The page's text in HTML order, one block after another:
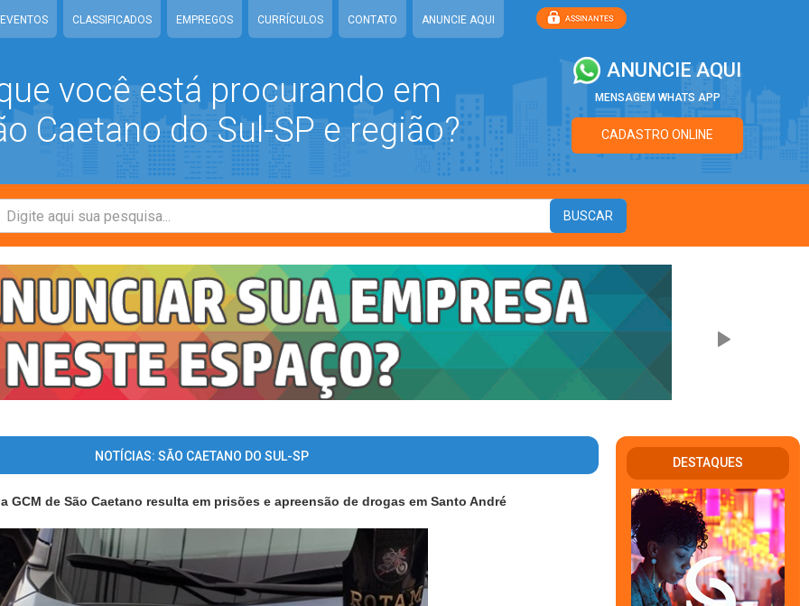
EVENTOS CLASSIFICADOS EMPREGOS CURRÍCULOS CONTATO ANUNCIE AQUI
você está procurando em
Caetano do Sul-SP e região?
ANUNCIE AQUI
MENSAGEM WHATS APP
CADASTRO ONLINE
NOTÍCIAS: SÃO CAETANO DO SUL-SP
GCM de São Caetano resulta em prisões e apreensão de drogas em Santo André
DESTAQUES